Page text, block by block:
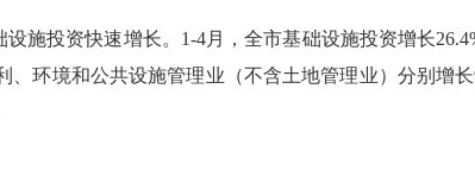
施投资快速增长。 1-4月，全市基础设施投资增长
环境和公共设施管理业（不含土地管理业）分别增长